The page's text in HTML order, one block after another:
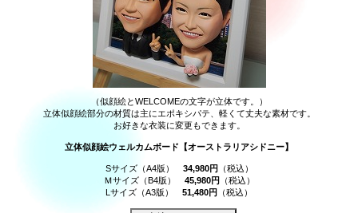
（似顔絵とWELCOMEの文字が立体です。）
立体似顔絵部分の材質は主にエポキシパテ、軽くて丈夫な素材です。
お好きな衣装に変更もできます。
立体似顔絵ウェルカムボード【オーストラリアシドニー】
Sサイズ（A4版） 34,980円
（税込）
Ｍサイズ（B4版） 45,980円
（税込）
Lサイズ（A3版） 51,480円 （税込）